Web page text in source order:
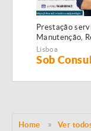
Prestação
Manutenção,
Remodelação de
imóveis!
Lisboa
Sob
Home Ver